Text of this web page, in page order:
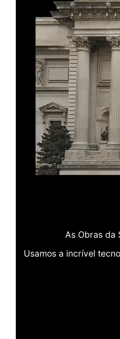
As Obras da
Usamos a incrível